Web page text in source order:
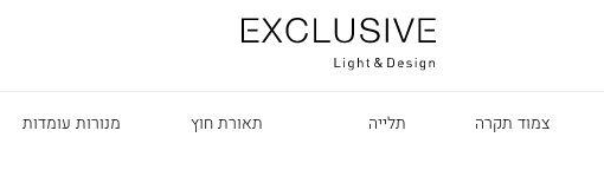
צמוד תקרה תלייה תאורת חוץ מנורות עומדות